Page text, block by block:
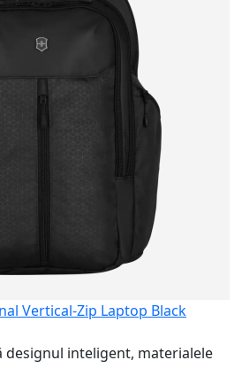
Vertical-Zip Laptop Black
designul inteligent, materialele